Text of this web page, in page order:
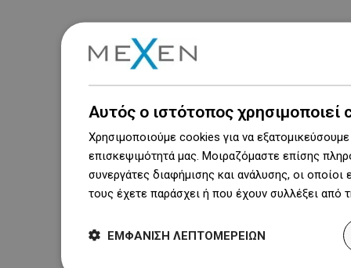
Αυτός ο ιστότοπος χρησιμοποιεί
Χρησιμοποιούμε cookies για να
επισκεψιμότητά μας. Μοιραζόμαστε επίσης
συνεργάτες διαφήμισης και ανάλυσης, οι
τους έχετε παράσχει ή που έχουν συλλέξει
ΕΜΦΆΝΙΣΗ ΛΕΠΤΟΜΕΡΕΙΏΝ